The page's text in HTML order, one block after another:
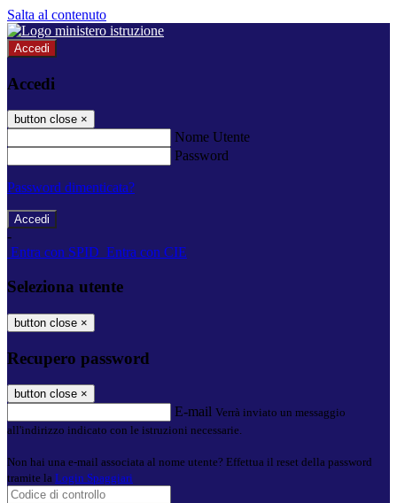
Salta al contenuto
Accedi
Accedi
button close ×
Nome Utente
Password
Password dimenticata?
-
Entra con SPID Entra con CIE
Seleziona utente
button close ×
Recupero password
button close ×
E-mail Verrà inviato un messaggio
all'indirizzo indicato con le istruzioni necessarie.
Non hai una e-mail associata al nome utente? Effettua il reset della password
tramite la Login Spaggiari